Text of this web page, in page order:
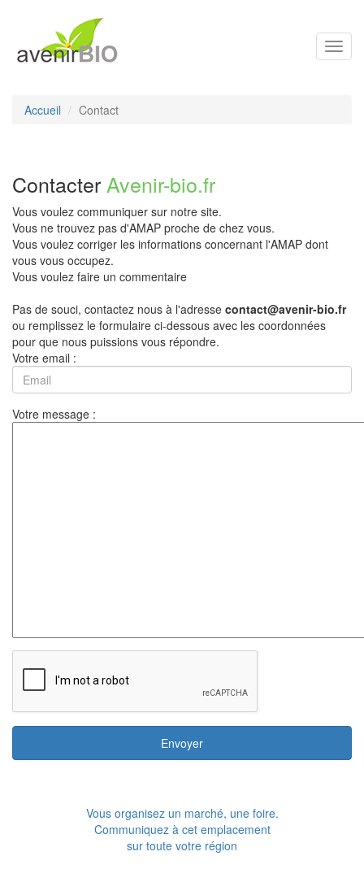
Accueil Contact
Contacter Avenir-bio.fr
Vous voulez communiquer sur notre site.
Vous ne trouvez pas d'AMAP proche de chez vous.
Vous voulez corriger les informations concernant l'AMAP dont
vous vous occupez.
Vous voulez faire un commentaire
Pas de souci, contactez nous à l'adresse contact@avenir-bio.fr
ou remplissez le formulaire ci-dessous avec les coordonnées
pour que nous puissions vous répondre.
Votre email :
Votre message :
Envoyer
Vous organisez un marché, une foire.
Communiquez à cet emplacement
sur toute votre région